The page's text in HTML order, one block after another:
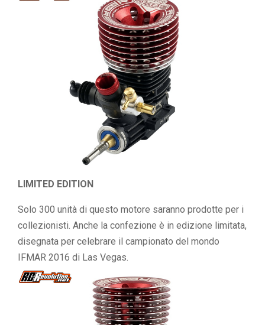
LIMITED EDITION
Solo 300 unità di questo motore saranno prodotte per i
collezionisti. Anche la confezione è in edizione limitata,
disegnata per celebrare il campionato del mondo
IFMAR 2016 di Las Vegas.